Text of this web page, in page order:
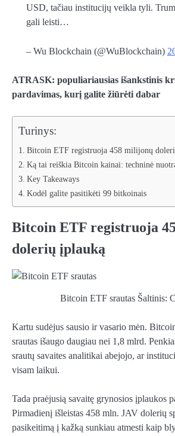
USD, tačiau institucijų veikla tyli.
gali leisti…
– Wu Blockchain (@WuBlockchain)
ATRASK: populiariausias išankstinis
pardavimas, kurį galite žiūrėti dabar
Turinys:
Bitcoin ETF registruoja 458 milijonų
Ką tai reiškia Bitcoin kainai: techninė
Key Takeaways
Kodėl galite pasitikėti 99 bitkoinais
Bitcoin ETF registruoja
dolerių įplauką
Bitcoin ETF srautas Šaltinis:
Kartu sudėjus sausio ir vasario mėn.
srautas išaugo daugiau nei 1,8 mlrd.
srautų savaites analitikai abejojo, ar
visam laikui.
Tada praėjusią savaitę grynosios įplaukos
Pirmadienį išleistas 458 mln. JAV dolerių
pasikeitimą į kažką sunkiau atmesti kaip